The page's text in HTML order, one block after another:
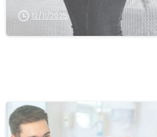
12/11/2025